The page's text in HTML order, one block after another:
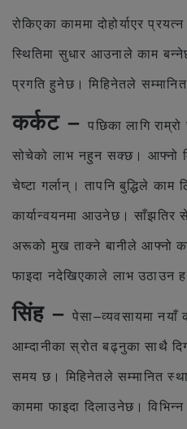
रोकिएका काममा दोहोर्याएर
स्थितिमा सुधार आउनाले काम
प्रगति हुनेछ। मिहिनेतले
कर्कट –पछिका लागि
सोचेको लाभ नहुन सक्छ। आफ्नो
चेष्टा गर्लान्। तापनि बुद्धिले काम
कार्यान्वयनमा आउनेछ।
अरूको मुख ताक्ने बानीले आफ्नो
फाइदा नदेखिएकाले लाभ उठाउन
सिंह –पेसा–व्यवसायमा
आम्दानीका स्रोत बढ्नुका साथै
समय छ। मिहिनेतले सम्मानित
काममा फाइदा दिलाउनेछ।